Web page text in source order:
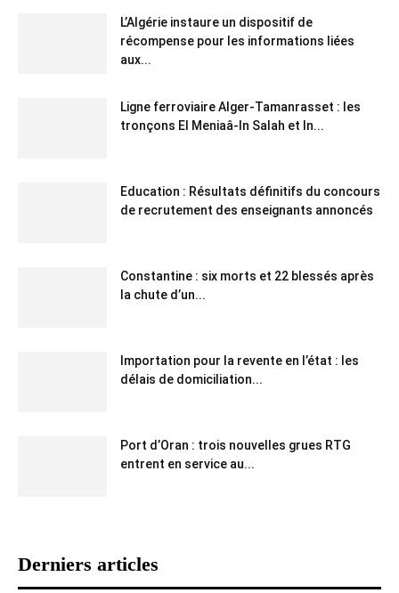
L’Algérie instaure un dispositif de
récompense pour les informations liées
aux...
Ligne ferroviaire Alger-Tamanrasset : les
tronçons El Meniaâ-In Salah et In...
Education : Résultats définitifs du concours
de recrutement des enseignants annoncés
Constantine : six morts et 22 blessés après
la chute d’un...
Importation pour la revente en l’état : les
délais de domiciliation...
Port d’Oran : trois nouvelles grues RTG
entrent en service au...
Derniers articles